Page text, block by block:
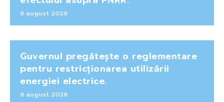
6 august 2026
Guvernul pregătește o reglementare
pentru restricționarea utilizării
energiei electrice.
6 august 2026